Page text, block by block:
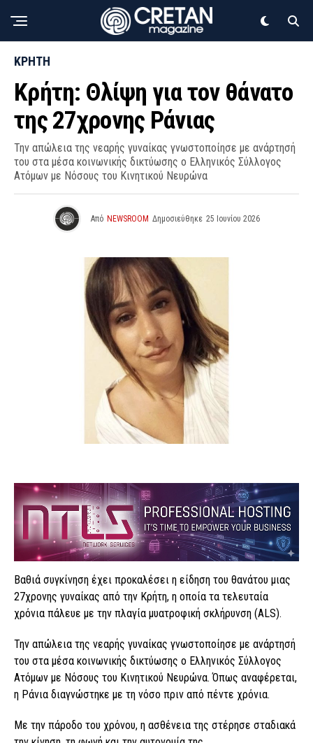
ΚΡΗΤΗ
Κρήτη: Θλίψη για τον θάνατο
της 27χρονης Ράνιας
Την απώλεια της νεαρής γυναίκας γνωστοποίησε με ανάρτησή
του στα μέσα κοινωνικής δικτύωσης ο Ελληνικός Σύλλογος
Ατόμων με Νόσους του Κινητικού Νευρώνα
Από NEWSROOM Δημοσιεύθηκε 25 Ιουνίου 2026
Βαθιά συγκίνηση έχει προκαλέσει η είδηση του θανάτου μιας
27χρονης γυναίκας από την Κρήτη, η οποία τα τελευταία
χρόνια πάλευε με την πλαγία μυατροφική σκλήρυνση (ALS).
Την απώλεια της νεαρής γυναίκας γνωστοποίησε με ανάρτησή
του στα μέσα κοινωνικής δικτύωσης ο Ελληνικός Σύλλογος
Ατόμων με Νόσους του Κινητικού Νευρώνα. Όπως αναφέρεται,
η Ράνια διαγνώστηκε με τη νόσο πριν από πέντε χρόνια.
Με την πάροδο του χρόνου, η ασθένεια της στέρησε σταδιακά